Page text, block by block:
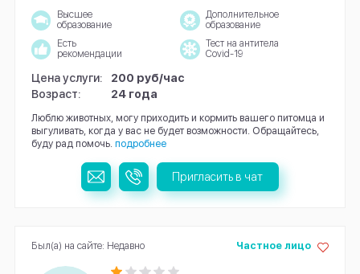
Высшее
образование
Дополнительное
образование
Есть
рекомендации
Тест на антитела
Covid-19
Цена услуги:
200 руб/час
Возраст:
24 года
Люблю животных, могу приходить и кормить вашего питомца и
выгуливать, когда у вас не будет возможности. Обращайтесь,
буду рад помочь. подробнее
Пригласить в чат
Частное лицо
Был(а) на сайте: Недавно